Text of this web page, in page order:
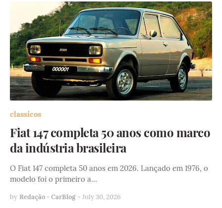
classicos
Fiat 147 completa 50 anos como marco
da indústria brasileira
O Fiat 147 completa 50 anos em 2026. Lançado em 1976, o
modelo foi o primeiro a…
by Redação - CarBlog - July 30, 2026